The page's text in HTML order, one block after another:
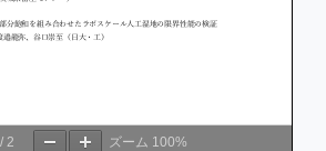
/ 2 ズーム 100%